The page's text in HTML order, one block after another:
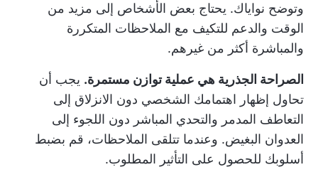
وتوضح نواياك. يحتاج بعض الأشخاص إلى مزيد من
الوقت والدعم للتكيف مع الملاحظات المتكررة
والمباشرة أكثر من غيرهم.
الصراحة الجذرية هي عملية توازن مستمرة. يجب أن
تحاول إظهار اهتمامك الشخصي دون الانزلاق إلى
التعاطف المدمر والتحدي المباشر دون اللجوء إلى
العدوان البغيض. وعندما تتلقى الملاحظات، قم بضبط
أسلوبك للحصول على التأثير المطلوب.